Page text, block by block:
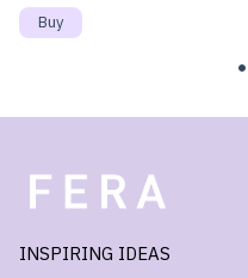
INSPIRING IDEAS